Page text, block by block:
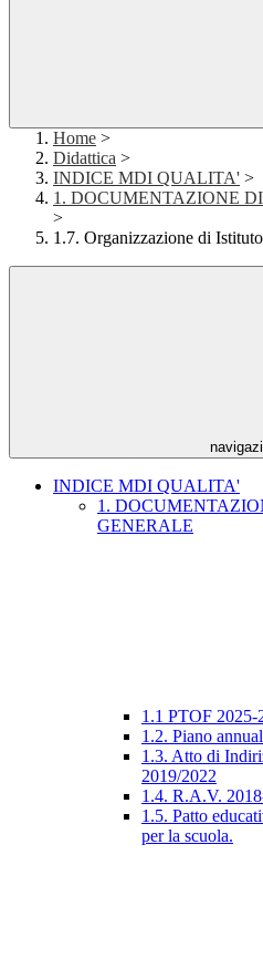
Home >
Didattica >
INDICE MDI QUALITA' >
1. DOCUMENTAZIONE
>
1.7. Organizzazione di
INDICE MDI QUALITA'
1.
GENERALE
1.1 PTOF 2025-
1.2. Piano
1.3. Atto di
2019/2022
1.4. R.A.V.
1.5. Patto
per la scuola.